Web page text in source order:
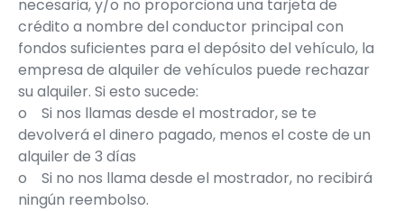
necesaria, y/o no proporciona una tarjeta de
crédito a nombre del conductor principal con
fondos suficientes para el depósito del vehículo, la
empresa de alquiler de vehículos puede rechazar
su alquiler. Si esto sucede:
o
Si nos llamas desde el mostrador, se te
devolverá el dinero pagado, menos el coste de un
alquiler de 3 días
o
Si no nos llama desde el mostrador, no recibirá
ningún reembolso.